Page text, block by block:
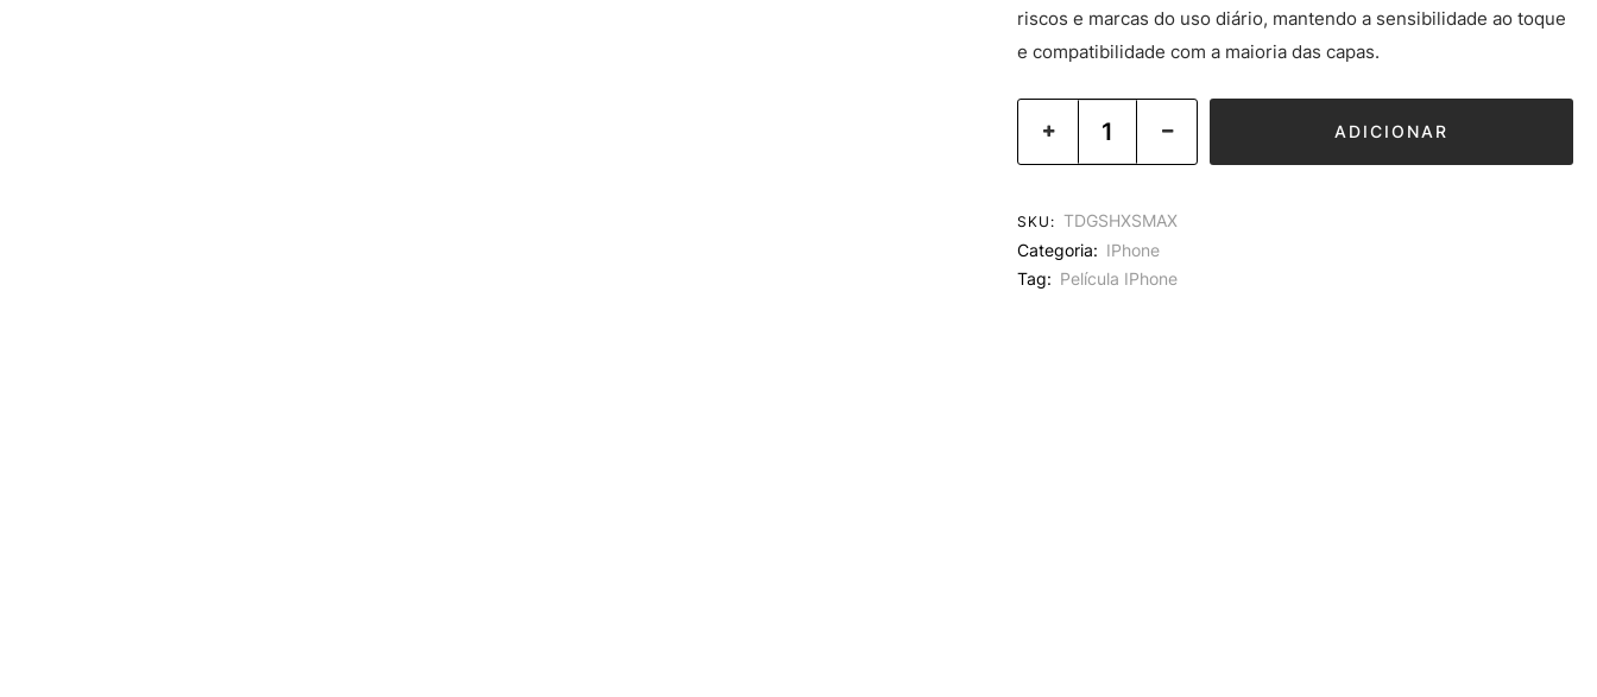
riscos e marcas do uso diário, mantendo a sensibilidade ao toque
e compatibilidade com a maioria das capas.
ADICIONAR
SKU: TDGSHXSMAX
Categoria: IPhone
Tag: Película IPhone